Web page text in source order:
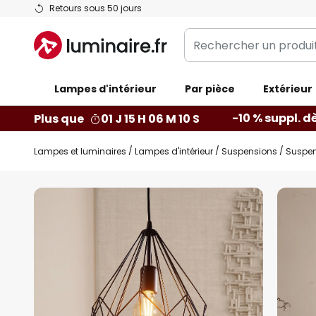
Retours sous 50 jours
Allez
contenu
Rechercher
un
catégorie...
Lampes d'intérieur Par pièce Extérieur
Plus que 01 J 15 H 06 M 09 S -10 % suppl.
Lampes et luminaires Lampes d'intérieur Suspensions
Skip